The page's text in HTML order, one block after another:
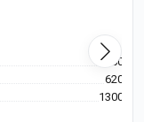
900
620
1300